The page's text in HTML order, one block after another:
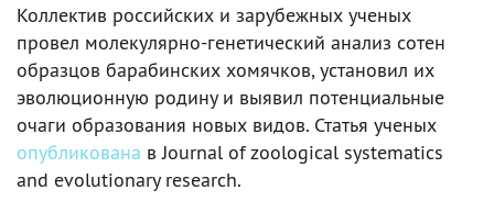
Коллектив российских и зарубежных ученых
провел молекулярно-генетический анализ сотен
образцов барабинских хомячков, установил их
эволюционную родину и выявил потенциальные
очаги образования новых видов. Статья ученых
опубликована в Journal of zoological systematics
and evolutionary research.